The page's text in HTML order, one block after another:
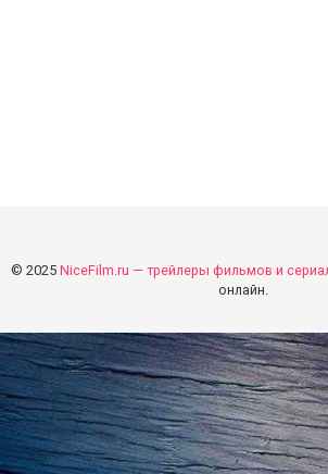
© 2025 NiceFilm.ru — трейлеры фильмов и
онлайн.